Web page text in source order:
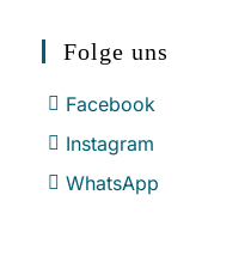
Folge uns
Facebook
Instagram
WhatsApp